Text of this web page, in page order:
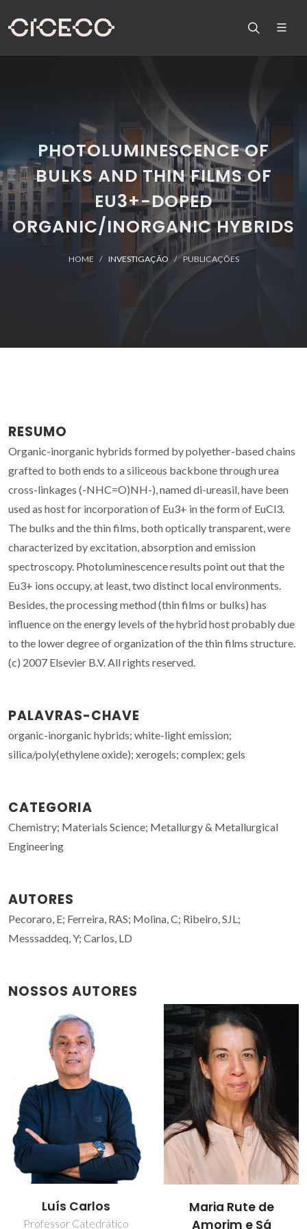
PHOTOLUMINESCENCE OF
BULKS AND THIN FILMS OF
EU3+-DOPED
ORGANIC/INORGANIC HYBRIDS
HOME INVESTIGAÇÃO PUBLICAÇÕES
RESUMO
Organic-inorganic hybrids formed by polyether-based chains
grafted to both ends to a siliceous backbone through urea
cross-linkages (-NHC=O)NH-), named di-ureasil, have been
used as host for incorporation of Eu3+ in the form of EuCl3.
The bulks and the thin films, both optically transparent, were
characterized by excitation, absorption and emission
spectroscopy. Photoluminescence results point out that the
Eu3+ ions occupy, at least, two distinct local environments.
Besides, the processing method (thin films or bulks) has
influence on the energy levels of the hybrid host probably due
to the lower degree of organization of the thin films structure.
(c) 2007 Elsevier B.V. All rights reserved.
PALAVRAS-CHAVE
organic-inorganic hybrids; white-light emission;
silica/poly(ethylene oxide); xerogels; complex; gels
CATEGORIA
Chemistry; Materials Science; Metallurgy & Metallurgical
Engineering
AUTORES
Pecoraro, E; Ferreira, RAS; Molina, C; Ribeiro, SJL;
Messsaddeq, Y; Carlos, LD
NOSSOS AUTORES
Luís Carlos
Professor Catedrático
Maria Rute de
Amorim e Sá